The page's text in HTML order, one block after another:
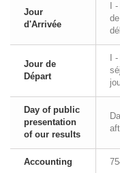
Jour
d'Arrivée
I
Jour de
Départ
I
Day of public
presentation
of our results
Accounting